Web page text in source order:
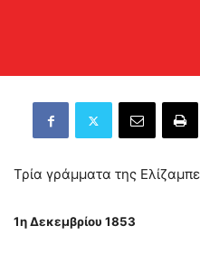
Τρία γράμματα της
1η Δεκεμβρίου 1853